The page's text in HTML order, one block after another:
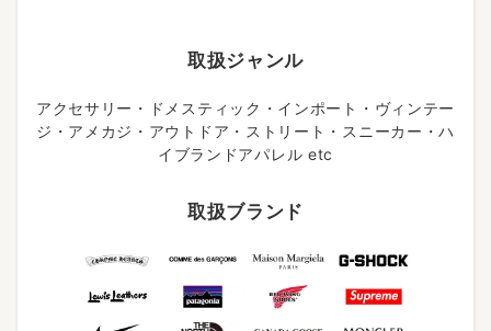
取扱ジャンル
アクセサリー・ドメスティック・インポート・ヴィンテー
ジ・アメカジ・アウトドア・ストリート・スニーカー・ハ
イブランドアパレル etc
取扱ブランド